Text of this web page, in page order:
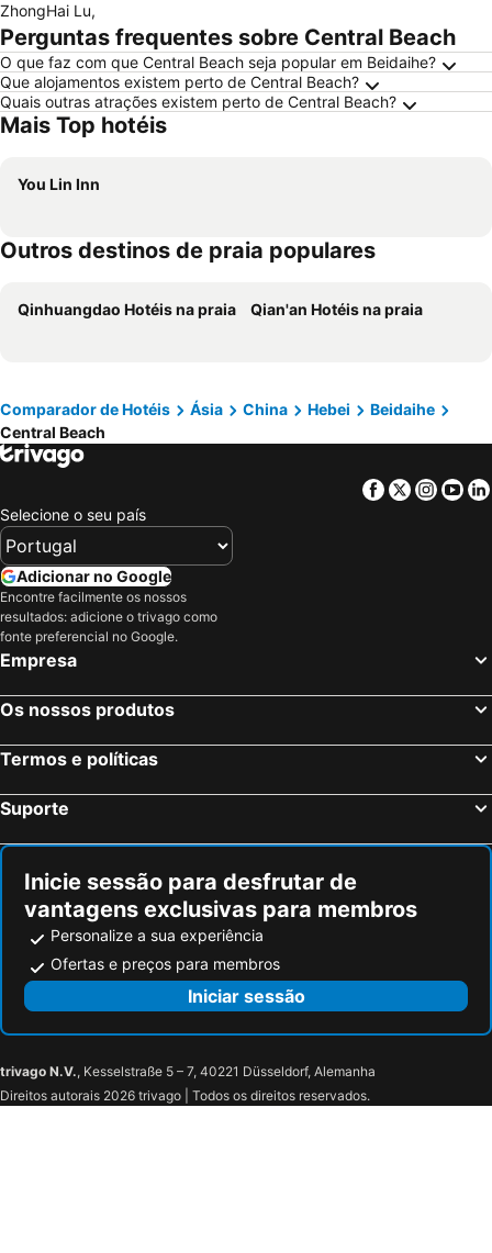
ZhongHai Lu,
Perguntas frequentes sobre Central Beach
O que faz com que Central Beach seja popular em Beidaihe?
Que alojamentos existem perto de Central Beach?
Quais outras atrações existem perto de Central Beach?
Mais Top hotéis
You Lin Inn
Outros destinos de praia populares
Qinhuangdao Hotéis na praia Qian'an Hotéis na praia
Comparador de Hotéis Ásia China Hebei
Beidaihe
Central Beach
Facebook
Twitter
Selecione o seu país
Adicionar no Google
Encontre facilmente os nossos
resultados: adicione o trivago como
fonte preferencial no Google.
Empresa
Os nossos produtos
Termos e políticas
Suporte
Inicie sessão para desfrutar de
vantagens exclusivas para membros
Personalize a sua experiência
Ofertas e preços para membros
Iniciar sessão
trivago N.V., Kesselstraße 5 – 7, 40221 Düsseldorf, Alemanha
Direitos autorais 2026 trivago | Todos os direitos reservados.